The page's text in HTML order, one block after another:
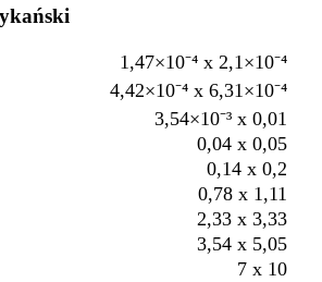
1,47×10⁻⁴ x 2,1×10⁻⁴
4,42×10⁻⁴ x 6,31×10⁻⁴
3,54×10⁻³ x 0,01
0,04 x 0,05
0,14 x 0,2
0,78 x 1,11
2,33 x 3,33
3,54 x 5,05
7 x 10